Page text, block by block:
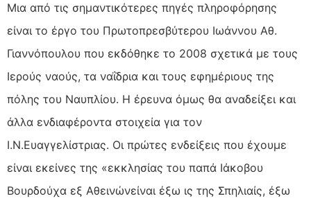
Μια από τις σημαντικότερες πηγές πληροφόρησης
είναι το έργο του Πρωτοπρεσβύτερου Ιωάννου Αθ.
Γιαννόπουλου που εκδόθηκε το 2008 σχετικά με τους
Ιερούς ναούς, τα ναΐδρια και τους εφημέριους της
πόλης του Ναυπλίου. Η έρευνα όμως θα αναδείξει και
άλλα ενδιαφέροντα στοιχεία για τον
Ι.Ν.Ευαγγελίστριας. Οι πρώτες ενδείξεις που έχουμε
είναι εκείνες της «εκκλησίας του παπά Ιάκοβου
Βουρδούχα εξ Αθεινώνείναι έξω ις της Σπηλιαίς, έξω